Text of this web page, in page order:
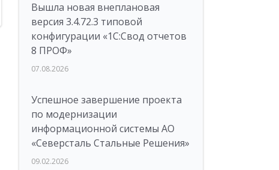
Вышла новая внеплановая
версия 3.4.72.3 типовой
конфигурации «1C:Свод отчетов
8 ПРОФ»
07.08.2026
Успешное завершение проекта
по модернизации
информационной системы АО
«Северсталь Стальные Решения»
09.02.2026